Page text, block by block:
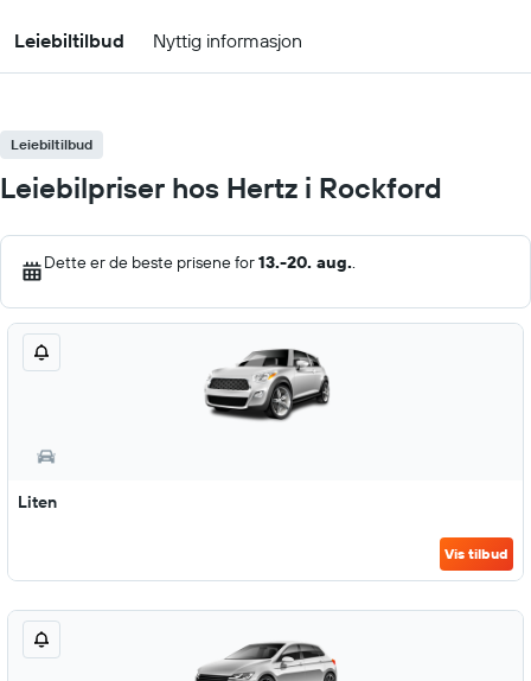
Leiebiltilbud Nyttig informasjon
Leiebiltilbud
Leiebilpriser hos Hertz i Rockford
Dette er de beste prisene for13.-20. aug..
Liten
Vis tilbud